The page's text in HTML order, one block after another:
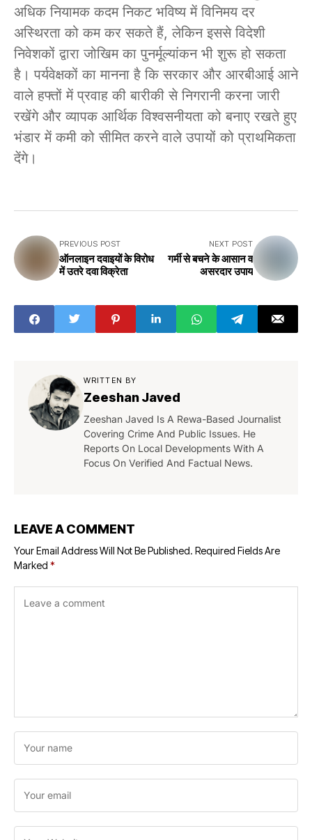
अधिक नियामक कदम निकट भविष्य में विनिमय दर
अस्थिरता को कम कर सकते हैं, लेकिन इससे विदेशी
निवेशकों द्वारा जोखिम का पुनर्मूल्यांकन भी शुरू हो सकता
है। पर्यवेक्षकों का मानना है कि सरकार और आरबीआई आने
वाले हफ्तों में प्रवाह की बारीकी से निगरानी करना जारी
रखेंगे और व्यापक आर्थिक विश्वसनीयता को बनाए रखते हुए
भंडार में कमी को सीमित करने वाले उपायों को प्राथमिकता
देंगे।
PREVIOUS POST
ऑनलाइन दवाइयों के विरोध
में उतरे दवा विक्रेता
NEXT POST
गर्मी से बचने के आसान व
असरदार उपाय
WRITTEN BY
Zeeshan Javed
Zeeshan Javed Is A Rewa-Based Journalist
Covering Crime And Public Issues. He
Reports On Local Developments With A
Focus On Verified And Factual News.
LEAVE A COMMENT
Your Email Address Will Not Be Published. Required Fields Are
Marked *